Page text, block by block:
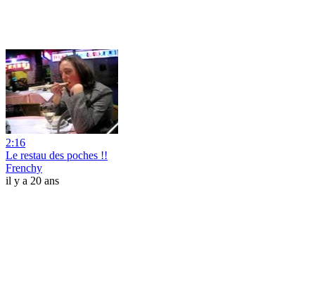
2:16
Le restau des poches !!
Frenchy
il y a 20 ans